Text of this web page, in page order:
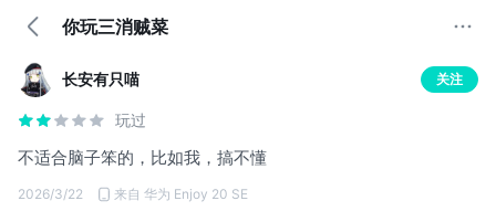
你玩三消贼菜
长安有只喵 关注
玩过
不适合脑子笨的，比如我，搞不懂
2026/3/22 来自 华为 Enjoy 20 SE